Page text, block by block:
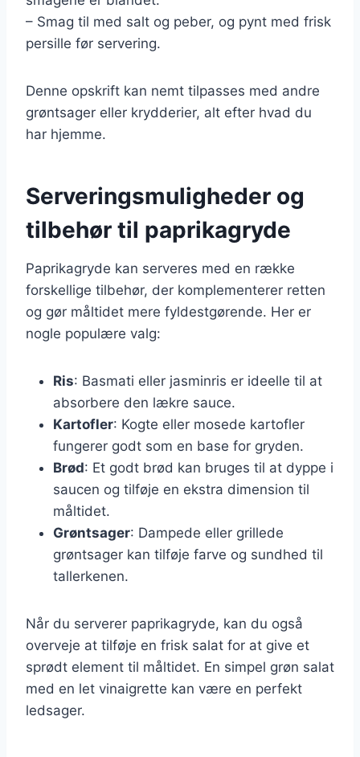
– Smag til med salt og peber, og pynt med frisk
persille før servering.
Denne opskrift kan nemt tilpasses med andre
grøntsager eller krydderier, alt efter hvad du
har hjemme.
Serveringsmuligheder og
tilbehør til paprikagryde
Paprikagryde kan serveres med en række
forskellige tilbehør, der komplementerer retten
og gør måltidet mere fyldestgørende. Her er
nogle populære valg:
Ris: Basmati eller jasminris er ideelle til at
absorbere den lækre sauce.
Kartofler: Kogte eller mosede kartofler
fungerer godt som en base for gryden.
Brød: Et godt brød kan bruges til at dyppe i
saucen og tilføje en ekstra dimension til
måltidet.
Grøntsager: Dampede eller grillede
grøntsager kan tilføje farve og sundhed til
tallerkenen.
Når du serverer paprikagryde, kan du også
overveje at tilføje en frisk salat for at give et
sprødt element til måltidet. En simpel grøn salat
med en let vinaigrette kan være en perfekt
ledsager.